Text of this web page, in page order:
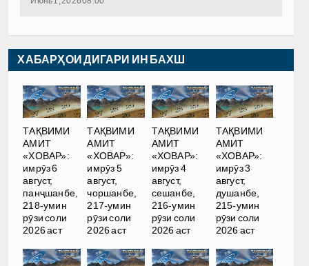
ХАБАРҲОИ ДИГАРИ ИН БАХШ
ТАҚВИМИ
АМИТ
«ХОВАР»:
имрӯз 6
август,
панҷшанбе,
218-умин
рӯзи соли
2026 аст
ТАҚВИМИ
АМИТ
«ХОВАР»:
имрӯз 5
август,
чоршанбе,
217-умин
рӯзи соли
2026 аст
ТАҚВИМИ
АМИТ
«ХОВАР»:
имрӯз 4
август,
сешанбе,
216-умин
рӯзи соли
2026 аст
ТАҚВИМИ
АМИТ
«ХОВАР»:
имрӯз 3
август,
душанбе,
215-умин
рӯзи соли
2026 аст